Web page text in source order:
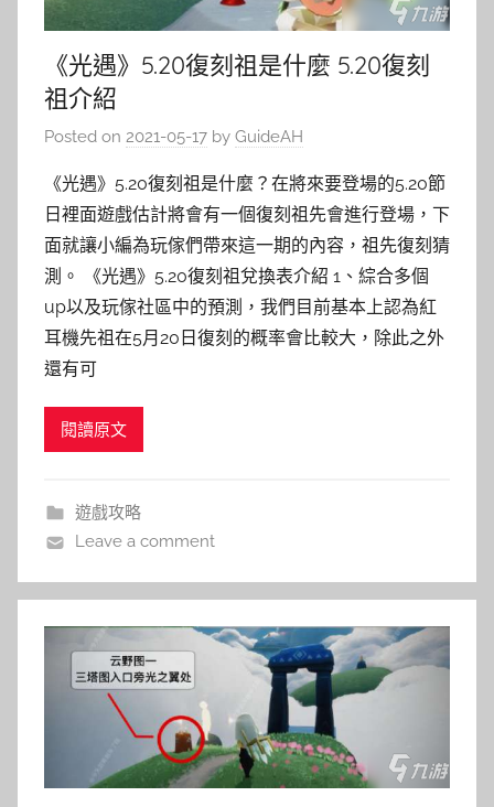
《光遇》5.20復刻祖是什麼 5.20復刻
祖介紹
Posted on 2021-05-17 by GuideAH
《光遇》5.20復刻祖是什麼？在將來要登場的5.20節
日裡面遊戲估計將會有一個復刻祖先會進行登場，下
面就讓小編為玩傢們帶來這一期的內容，祖先復刻猜
測。 《光遇》5.20復刻祖兌換表介紹 1、綜合多個
up以及玩傢社區中的預測，我們目前基本上認為紅
耳機先祖在5月20日復刻的概率會比較大，除此之外
還有可
閱讀原文
遊戲攻略
Leave a comment